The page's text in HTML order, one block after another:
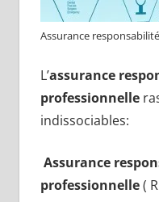
Assurance
L’assurance
professionnelle
indissociables:
Assurance
professionnelle(